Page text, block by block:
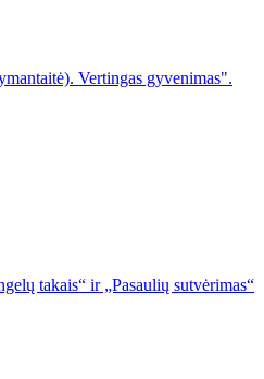
Vertingas gyvenimas".
takais“ ir „Pasaulių sutvėrimas“